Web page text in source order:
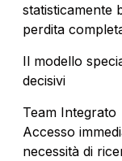
statisticamente
perdita
Il modello
decisivi
Team Integrato
Accesso
necessità di